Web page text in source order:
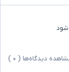
شود
دیدگاه‌ها ( ۰